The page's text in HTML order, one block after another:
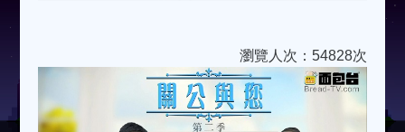
瀏覽人次：54828次